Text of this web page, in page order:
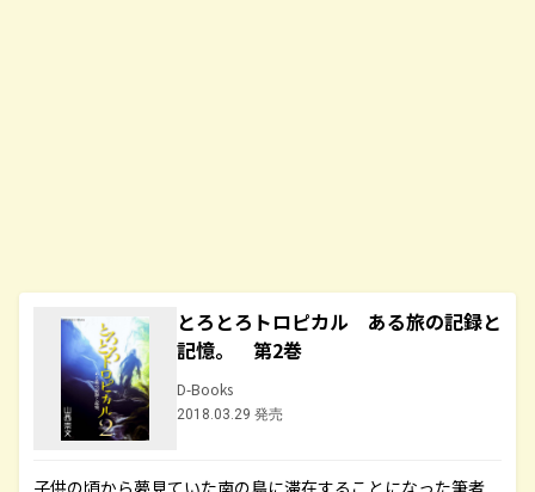
とろとろトロピカル ある旅の記録と
記憶。 第2巻
D-Books
2018.03.29 発売
子供の頃から夢見ていた南の島に滞在することになった筆者